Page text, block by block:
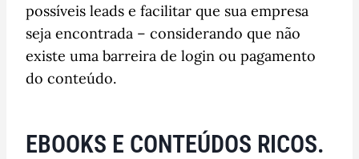
possíveis leads e facilitar que sua empresa
seja encontrada – considerando que não
existe uma barreira de login ou pagamento
do conteúdo.
EBOOKS E CONTEÚDOS RICOS.